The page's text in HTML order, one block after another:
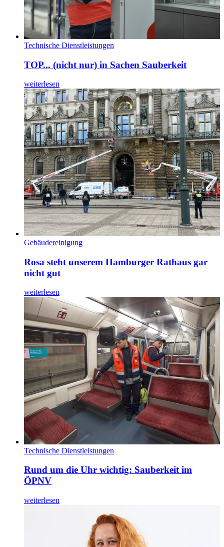
Technische Dienstleistungen
TOP... (nicht nur) in Sachen Sauberkeit
weiterlesen
Gebäudereinigung
Rosa steht unserem Hamburger Rathaus gar
nicht gut
weiterlesen
Technische Dienstleistungen
Rund um die Uhr wichtig: Sauberkeit im
ÖPNV
weiterlesen